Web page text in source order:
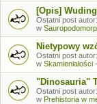
[Opis]
Ostatni post autor:
w
Nietypowy
Ostatni post autor:
w Skamieniałości
"Dinosauria"
Ostatni post autor:
w Prehistoria w